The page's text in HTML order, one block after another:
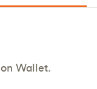
Wallet.